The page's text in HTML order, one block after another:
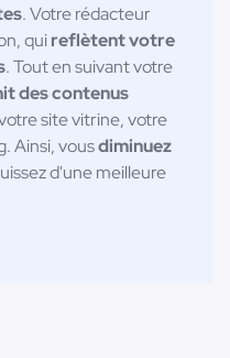
. Votre rédacteur
quireflètent votre
. Tout en suivant votre
des contenus
site vitrine, votre
Ainsi, vousdiminuez
d'une meilleure